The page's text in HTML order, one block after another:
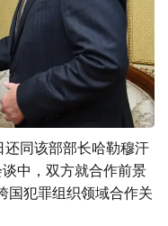
同该部部长哈勒穆汗
中，双方就合作前景
国犯罪组织领域合作关